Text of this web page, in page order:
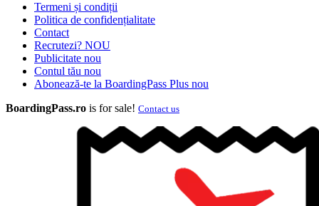
Termeni și condiții
Politica de confidențialitate
Contact
Recrutezi? NOU
Publicitate nou
Contul tău nou
Abonează-te la BoardingPass Plus nou
BoardingPass.ro is for sale! Contact us